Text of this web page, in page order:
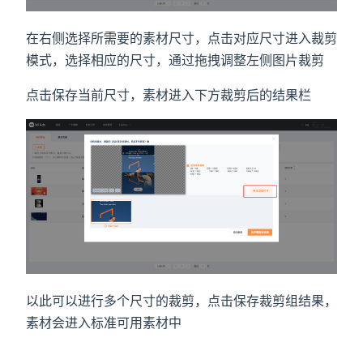
在右侧选择所需要的素材尺寸，点击对应尺寸进入裁剪
模式，选择相应的尺寸，通过拖拽调整左侧图片裁剪
点击保存当前尺寸，素材进入下方裁剪后的结果栏
以此可以进行多个尺寸的裁剪，点击保存裁剪组结果，
素材会进入标准可用素材中